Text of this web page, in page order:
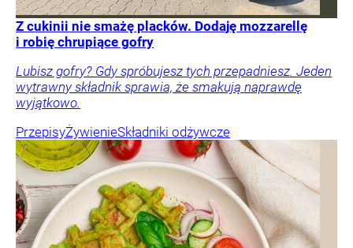
Z cukinii nie smażę placków. Dodaję mozzarellę
i robię chrupiące gofry
Lubisz gofry? Gdy spróbujesz tych przepadniesz. Jeden
wytrawny składnik sprawia, że smakują naprawdę
wyjątkowo.
PrzepisyŻywienieSkładniki odżywcze